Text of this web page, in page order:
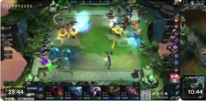
25:44 10:44